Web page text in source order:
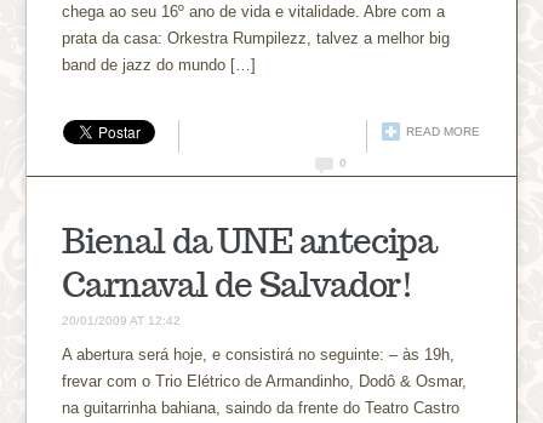
chega ao seu 16º ano de vida e vitalidade. Abre com a
prata da casa: Orkestra Rumpilezz, talvez a melhor big
band de jazz do mundo […]
READ MORE
0
Bienal da UNE antecipa
Carnaval de Salvador!
20/01/2009 AT 12:42
A abertura será hoje, e consistirá no seguinte: – às 19h,
frevar com o Trio Elétrico de Armandinho, Dodô & Osmar,
na guitarrinha bahiana, saindo da frente do Teatro Castro